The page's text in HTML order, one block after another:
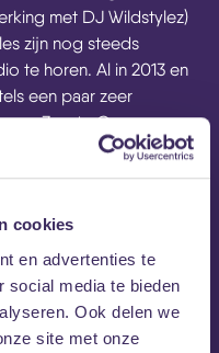
cookies
en advertenties te
social media te bieden
Ook delen we
site met onze
met DJ Wildstylez)
zijn nog steeds
te horen. Al in 2013 en
een paar zeer
Zwarte Cross en nu
de clubs in. Met name
Of Blood To The
voelt voor mij als een
putten uit al dat
Het is een genot om die